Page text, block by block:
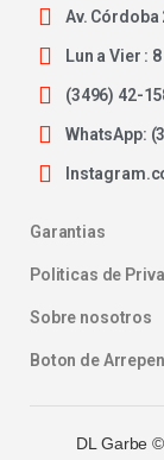
Av. Córdoba
Lun a Vier :
(3496) 42-
WhatsApp:
Garantias
Politicas de
Sobre nosotros
Boton de
DL Garbe ©